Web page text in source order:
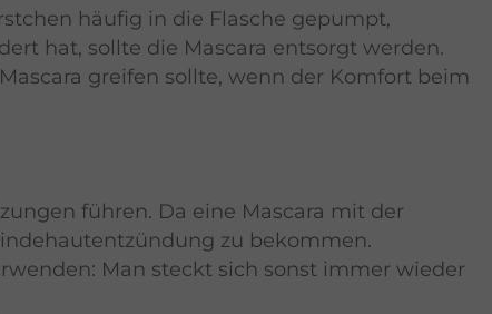
häufig in die Flasche gepumpt,
hat, sollte die Mascara entsorgt werden.
greifen sollte, wenn der Komfort beim
führen. Da eine Mascara mit der
zu bekommen.
Man steckt sich sonst immer wieder